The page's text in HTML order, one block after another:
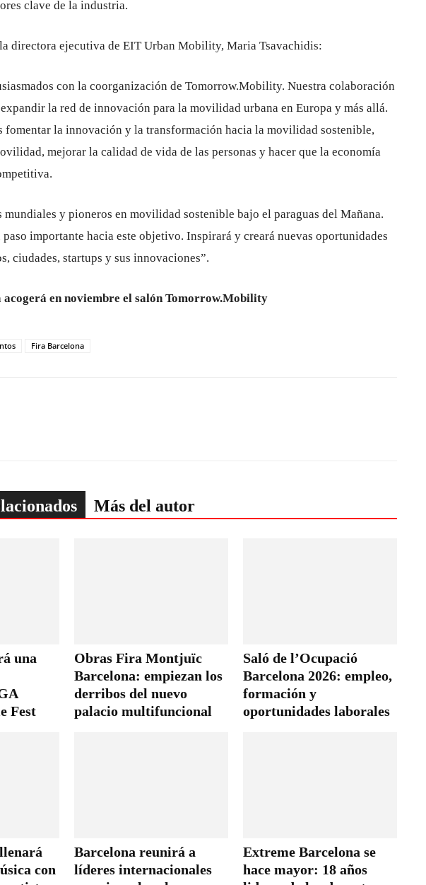
clave de la industria.
directora ejecutiva de EIT Urban Mobility, Maria Tsavachidis:
con la coorganización de Tomorrow.Mobility. Nuestra colaboración
la red de innovación para la movilidad urbana en Europa y más allá.
fomentar la innovación y la transformación hacia la movilidad sostenible,
mejorar la calidad de vida de las personas y hacer que la economía
mundiales y pioneros en movilidad sostenible bajo el paraguas del Mañana.
importante hacia este objetivo. Inspirará y creará nuevas oportunidades
ciudades, startups y sus innovaciones”.
en noviembre el salón Tomorrow.Mobility
Fira Barcelona
Más del autor
una
Fest
Obras Fira Montjuïc
Barcelona: empiezan los
derribos del nuevo
palacio multifuncional
Saló de l’Ocupació
Barcelona 2026: empleo,
formación y
oportunidades laborales
con
Barcelona reunirá a
líderes internacionales
Extreme Barcelona se
hace mayor: 18 años